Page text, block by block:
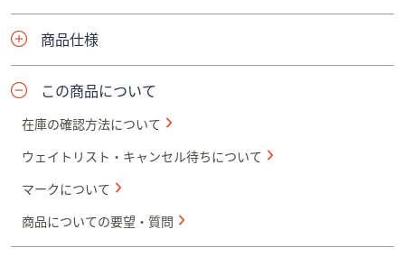
商品仕様
この商品について
在庫の確認方法について
ウェイトリスト・キャンセル待ちについて
マークについて
商品についての要望・質問